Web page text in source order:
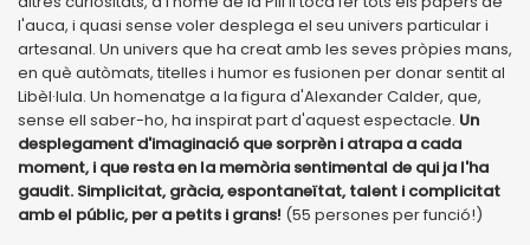
l'auca, i quasi sense voler desplega el seu univers particular i
artesanal. Un univers que ha creat amb les seves pròpies mans,
en què autòmats, titelles i humor es fusionen per donar sentit al
Libèl·lula. Un homenatge a la figura d'Alexander Calder, que,
sense ell saber-ho, ha inspirat part d'aquest espectacle. Un
desplegament d'imaginació que sorprèn i atrapa a cada
moment, i que resta en la memòria sentimental de qui ja l'ha
gaudit. Simplicitat, gràcia, espontaneïtat, talent i complicitat
amb el públic, per a petits i grans! (55 persones per funció!)